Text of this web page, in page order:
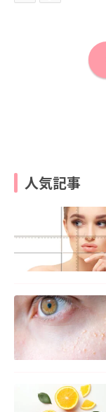
人気記事